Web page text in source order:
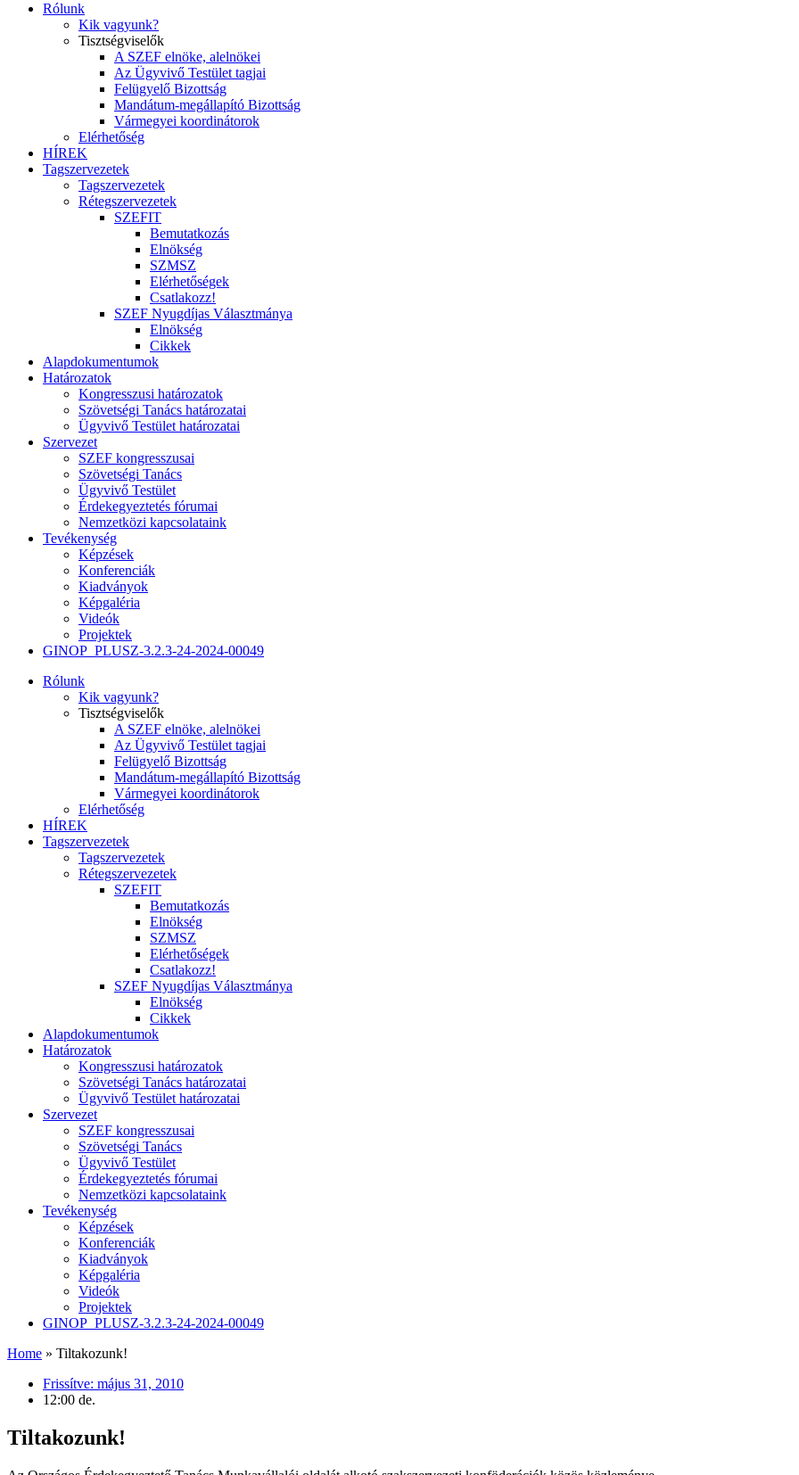
Rólunk
Kik vagyunk?
Tisztségviselők
A SZEF elnöke, alelnökei
Az Ügyvivő Testület tagjai
Felügyelő Bizottság
Mandátum-megállapító Bizottság
Vármegyei koordinátorok
Elérhetőség
HÍREK
Tagszervezetek
Tagszervezetek
Rétegszervezetek
SZEFIT
Bemutatkozás
Elnökség
SZMSZ
Elérhetőségek
Csatlakozz!
SZEF Nyugdíjas Választmánya
Elnökség
Cikkek
Alapdokumentumok
Határozatok
Kongresszusi határozatok
Szövetségi Tanács határozatai
Ügyvivő Testület határozatai
Szervezet
SZEF kongresszusai
Szövetségi Tanács
Ügyvivő Testület
Érdekegyeztetés fórumai
Nemzetközi kapcsolataink
Tevékenység
Képzések
Konferenciák
Kiadványok
Képgaléria
Videók
Projektek
GINOP_PLUSZ-3.2.3-24-2024-00049
Rólunk
Kik vagyunk?
Tisztségviselők
A SZEF elnöke, alelnökei
Az Ügyvivő Testület tagjai
Felügyelő Bizottság
Mandátum-megállapító Bizottság
Vármegyei koordinátorok
Elérhetőség
HÍREK
Tagszervezetek
Tagszervezetek
Rétegszervezetek
SZEFIT
Bemutatkozás
Elnökség
SZMSZ
Elérhetőségek
Csatlakozz!
SZEF Nyugdíjas Választmánya
Elnökség
Cikkek
Alapdokumentumok
Határozatok
Kongresszusi határozatok
Szövetségi Tanács határozatai
Ügyvivő Testület határozatai
Szervezet
SZEF kongresszusai
Szövetségi Tanács
Ügyvivő Testület
Érdekegyeztetés fórumai
Nemzetközi kapcsolataink
Tevékenység
Képzések
Konferenciák
Kiadványok
Képgaléria
Videók
Projektek
GINOP_PLUSZ-3.2.3-24-2024-00049
Home » Tiltakozunk!
Frissítve: május 31, 2010
12:00 de.
Tiltakozunk!